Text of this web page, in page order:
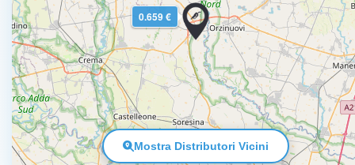
0.659 €
Mostra Distributori Vicini